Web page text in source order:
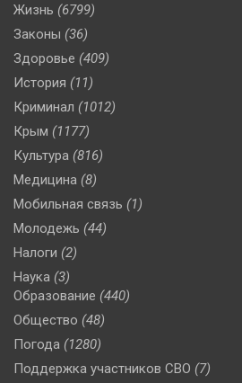
Жизнь (6799)
Законы (36)
Здоровье (409)
История (11)
Криминал (1012)
Крым (1177)
Культура (816)
Медицина (8)
Мобильная связь (1)
Молодежь (44)
Налоги (2)
Наука (3)
Образование (440)
Общество (48)
Погода (1280)
Поддержка участников СВО (7)